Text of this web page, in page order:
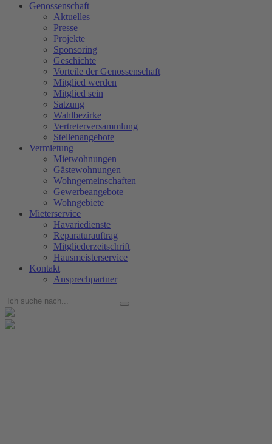
Genossenschaft
Aktuelles
Presse
Projekte
Sponsoring
Geschichte
Vorteile der Genossenschaft
Mitglied werden
Mitglied sein
Satzung
Wahlbezirke
Vertreterversammlung
Stellenangebote
Vermietung
Mietwohnungen
Gästewohnungen
Wohngemeinschaften
Gewerbeangebote
Wohngebiete
Mieterservice
Havariedienste
Reparaturauftrag
Mitgliederzeitschrift
Hausmeisterservice
Kontakt
Ansprechpartner